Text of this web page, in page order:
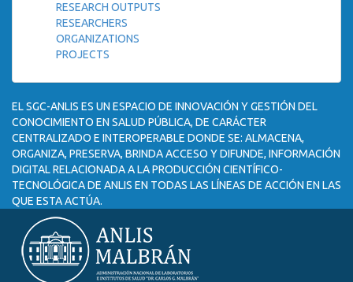
RESEARCH OUTPUTS
RESEARCHERS
ORGANIZATIONS
PROJECTS
EL SGC-ANLIS ES UN ESPACIO DE INNOVACIÓN Y GESTIÓN DEL
CONOCIMIENTO EN SALUD PÚBLICA, DE CARÁCTER
CENTRALIZADO E INTEROPERABLE DONDE SE: ALMACENA,
ORGANIZA, PRESERVA, BRINDA ACCESO Y DIFUNDE, INFORMACIÓN
DIGITAL RELACIONADA A LA PRODUCCIÓN CIENTÍFICO-
TECNOLÓGICA DE ANLIS EN TODAS LAS LÍNEAS DE ACCIÓN EN LAS
QUE ESTA ACTÚA.